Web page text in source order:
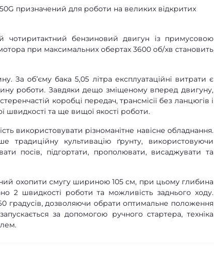
призначений для роботи на великих відкритих
чотиритактний бензиновий двигун із примусовою
при максимальних обертах 3600 об/хв становить
За об’єму бака 5,05 літра експлуатаційні витрати є
роботи. Завдяки дещо зміщеному вперед двигуну,
коробці передач, трансмісії без ланцюгів і
швидкості та ще вищої якості роботи.
використовувати різноманітне навісне обладнання.
культивацію ґрунту, використовуючи
посів, підгортати, прополювати, висаджувати та
охопити смугу шириною 105 см, при цьому глибина
2 швидкості роботи та можливість заднього ходу.
градусів, дозволяючи обрати оптимальне положення
за допомогою ручного стартера, техніка